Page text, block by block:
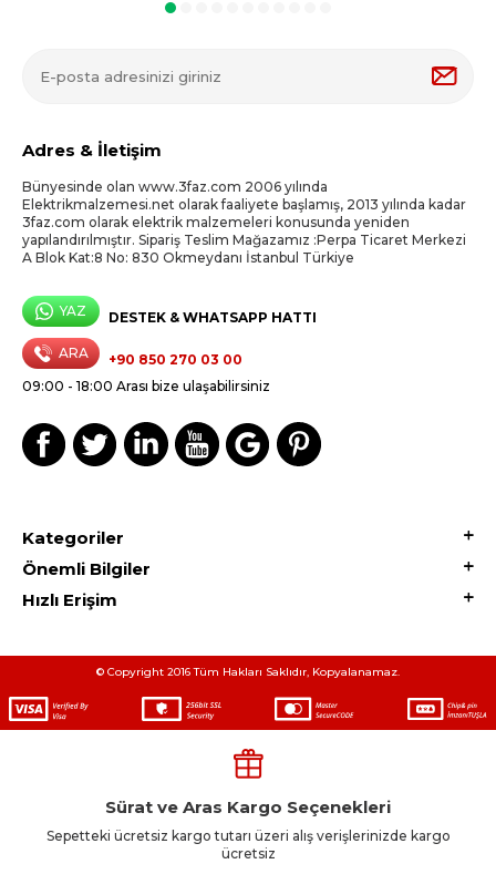
Adres & İletişim
Bünyesinde olan www.3faz.com 2006 yılında
Elektrikmalzemesi.net olarak faaliyete başlamış, 2013 yılında kadar
3faz.com olarak elektrik malzemeleri konusunda yeniden
yapılandırılmıştır. Sipariş Teslim Mağazamız :Perpa Ticaret Merkezi
A Blok Kat:8 No: 830 Okmeydanı İstanbul Türkiye
YAZ DESTEK & WHATSAPP HATTI
ARA
+90 850 270 03 00
09:00 - 18:00 Arası bize ulaşabilirsiniz
Kategoriler
Önemli Bilgiler
Hızlı Erişim
© Copyright 2016 Tüm Hakları Saklıdır, Kopyalanamaz.
Sürat ve Aras Kargo Seçenekleri
Sepetteki ücretsiz kargo tutarı üzeri alış verişlerinizde kargo
ücretsiz